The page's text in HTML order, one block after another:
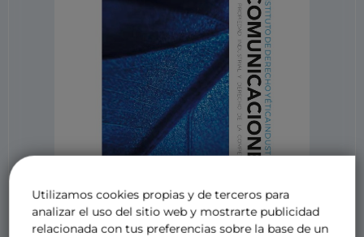
Utilizamos cookies propias y de terceros para
analizar el uso del sitio web y mostrarte publicidad
relacionada con tus preferencias sobre la base de un